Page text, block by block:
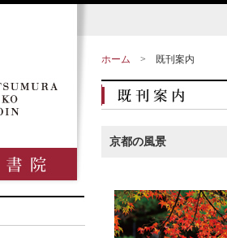
ホーム > 既刊案内
京都の風景